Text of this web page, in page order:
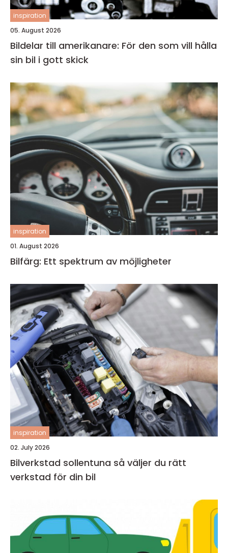
inspiration
05. August 2026
Bildelar till amerikanare: För den som vill hålla
sin bil i gott skick
inspiration
01. August 2026
Bilfärg: Ett spektrum av möjligheter
inspiration
02. July 2026
Bilverkstad sollentuna så väljer du rätt
verkstad för din bil